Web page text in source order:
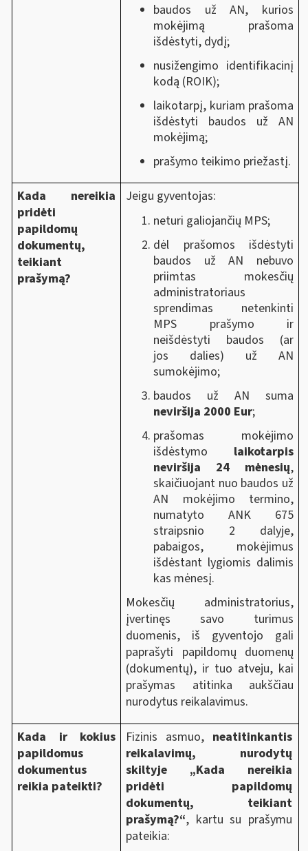
baudos už AN, kurios
mokėjimą prašoma
išdėstyti, dydį;
nusižengimo identifikacinį
kodą (ROIK);
laikotarpį, kuriam prašoma
išdėstyti baudos už AN
mokėjimą;
prašymo teikimo priežastį.
Kada nereikia
pridėti
papildomų
dokumentų,
teikiant
prašymą?
Jeigu gyventojas:
neturi galiojančių MPS;
dėl prašomos išdėstyti
baudos už AN nebuvo
priimtas mokesčių
administratoriaus
sprendimas netenkinti
MPS prašymo ir
neišdėstyti baudos (ar
jos dalies) už AN
sumokėjimo;
baudos už AN suma
neviršija 2000 Eur;
prašomas mokėjimo
išdėstymo laikotarpis
neviršija 24 mėnesių,
skaičiuojant nuo baudos už
AN mokėjimo termino,
numatyto ANK 675
straipsnio 2 dalyje,
pabaigos, mokėjimus
išdėstant lygiomis dalimis
kas mėnesį.
Mokesčių administratorius,
įvertinęs savo turimus
duomenis, iš gyventojo gali
paprašyti papildomų duomenų
(dokumentų), ir tuo atveju, kai
prašymas atitinka aukščiau
nurodytus reikalavimus.
Kada ir kokius
papildomus
dokumentus
reikia pateikti?
Fizinis asmuo, neatitinkantis
reikalavimų, nurodytų
skiltyje „Kada nereikia
pridėti papildomų
dokumentų, teikiant
prašymą?“, kartu su prašymu
pateikia: